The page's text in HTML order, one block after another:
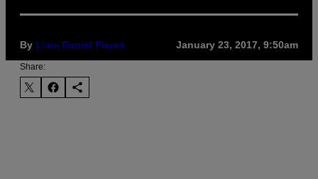
By Liam Daniel Pierce January 23, 2017, 9:50am
Share: